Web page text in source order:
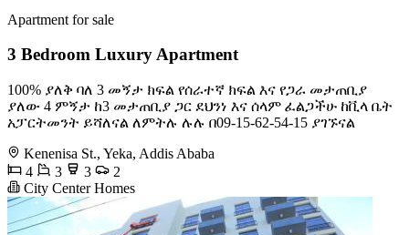
Apartment for sale
3 Bedroom Luxury Apartment
100% ያለቅ ባለ 3 መኝታ ክፍል የሰራተኛ ክፍል እና የጋራ መታጠቢያ
ያለው 4 ምኝታ ከ3 መታጠቢያ ጋር ደህንነ እና ሰላም ፈልጋችሁ ከቪላ ቤት
አፓርትመንት ይሻለናል ለምትሉ ሉሉ በ09-15-62-54-15 ያገኙናል
Kenenisa St., Yeka, Addis Ababa
4
3 3
2
City Center Homes